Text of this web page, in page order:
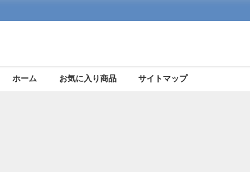
ホーム お気に入り商品 サイトマップ